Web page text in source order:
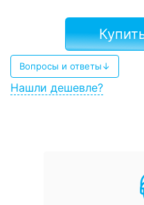
Вопросы и ответы↓
Нашли дешевле?